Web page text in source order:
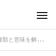
いデザインに込められた想い